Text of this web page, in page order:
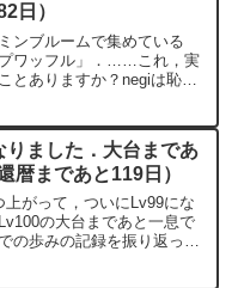
日）
ンブルームで集めている
プワッフル」．……これ，実
とありますか？negiは恥ず
アルで食べてみるべきだ」
と同様，還暦...
りました．大台まであ
暦まであと119日）
上がって，ついにLv99にな
の大台まであと一息で
の歩みの記録を振り返って